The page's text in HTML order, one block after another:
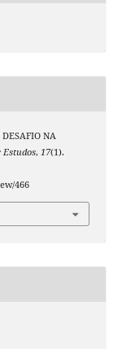
NA
Estudos, 17(1).
466